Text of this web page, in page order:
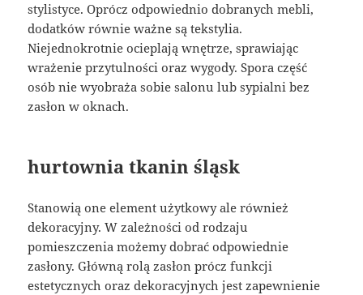
stylistyce. Oprócz odpowiednio dobranych mebli,
dodatków równie ważne są tekstylia.
Niejednokrotnie ocieplają wnętrze, sprawiając
wrażenie przytulności oraz wygody. Spora część
osób nie wyobraża sobie salonu lub sypialni bez
zasłon w oknach.
hurtownia tkanin śląsk
Stanowią one element użytkowy ale również
dekoracyjny. W zależności od rodzaju
pomieszczenia możemy dobrać odpowiednie
zasłony. Główną rolą zasłon prócz funkcji
estetycznych oraz dekoracyjnych jest zapewnienie